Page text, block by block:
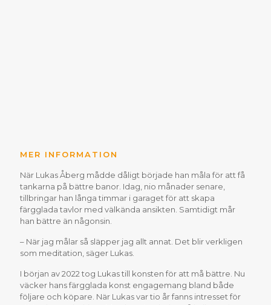
MER INFORMATION
När Lukas Åberg mådde dåligt började han måla för att få
tankarna på bättre banor. Idag, nio månader senare,
tillbringar han långa timmar i garaget för att skapa
färgglada tavlor med välkända ansikten. Samtidigt mår
han bättre än någonsin.
– När jag målar så släpper jag allt annat. Det blir verkligen
som meditation, säger Lukas.
I början av 2022 tog Lukas till konsten för att må bättre. Nu
väcker hans färgglada konst engagemang bland både
följare och köpare. När Lukas var tio år fanns intresset för